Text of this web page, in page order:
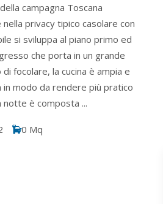
campagna Toscana
privacy tipico casolare con
si sviluppa al piano primo ed
che porta in un grande
focolare, la cucina è ampia e
modo da rendere più pratico
notte è composta ...
0 Mq